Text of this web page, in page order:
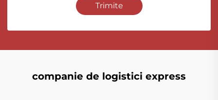
Trimite
companie de logistici express